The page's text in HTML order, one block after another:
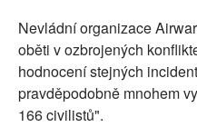
Nevládní organizace
oběti v ozbrojených
hodnocení stejných
pravděpodobně mnohem
166 civilistů".